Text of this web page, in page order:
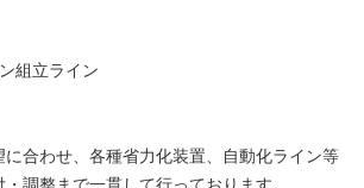
組立ライン
合わせ、各種省力化装置、自動化ライン等